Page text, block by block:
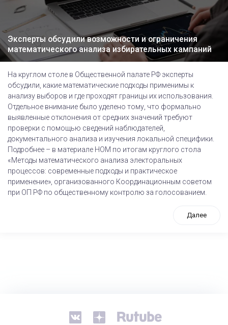
Эксперты обсудили возможности и ограничения
математического анализа избирательных кампаний
На круглом столе в Общественной палате РФ эксперты
обсудили, какие математические подходы применимы к
анализу выборов и где проходят границы их использования.
Отдельное внимание было уделено тому, что формально
выявленные отклонения от средних значений требуют
проверки с помощью сведений наблюдателей,
документального анализа и изучения локальной специфики.
Подробнее – в материале НОМ по итогам круглого стола
«Методы математического анализа электоральных
процессов: современные подходы и практическое
применение», организованного Координационным советом
при ОП РФ по общественному контролю за голосованием.
Далее